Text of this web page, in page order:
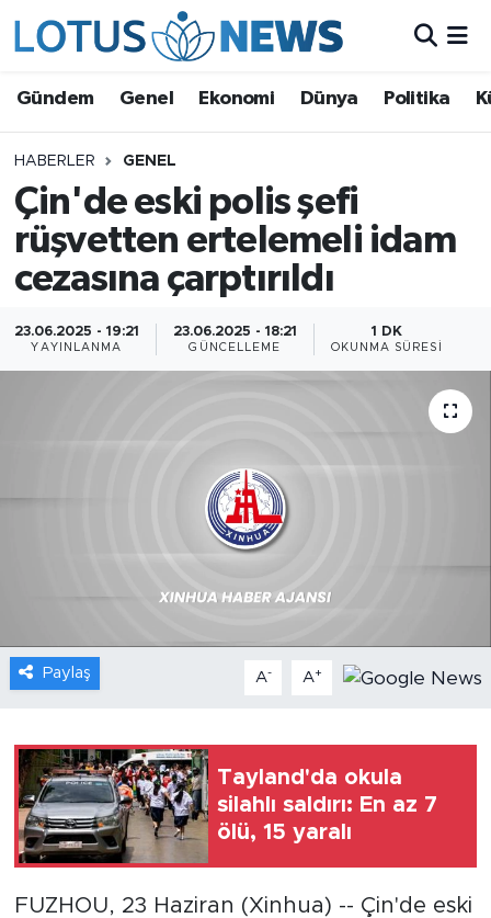
Gündem Genel Ekonomi Dünya Politika
HABERLER GENEL
Çin'de eski polis şefi
rüşvetten ertelemeli idam
cezasına çarptırıldı
23.06.2025 - 19:21
YAYINLANMA
23.06.2025 - 18:21
GÜNCELLEME
1 DK
OKUNMA SÜRESI
Paylaş A- A+
Tayland'da okula
silahlı saldırı: En az 7
ölü, 15 yaralı
FUZHOU, 23 Haziran (Xinhua) -- Çin'de eski
Ekonomi
Dünya
Politika
Sağlık
Xinhua
Xinhua Türkiye
Seyahat